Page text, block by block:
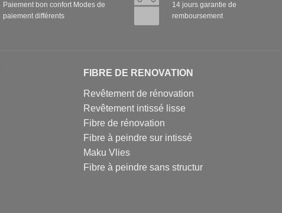
Paiement bon confort Modes de
paiement différents
14 jours garantie de
remboursement
FIBRE DE RENOVATION
Revêtement de rénovation
Revêtement intissé lisse
Fibre de rénovation
Fibre à peindre sur intissé
Maku Vlies
Fibre à peindre sans structur